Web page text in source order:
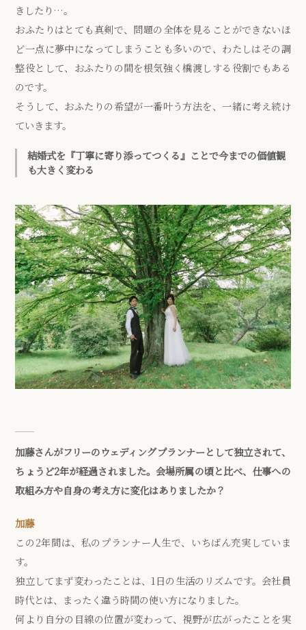
きしたり…。
おふたりはとても真剣で、問題の全体を見ることができないほ
ど一点に夢中になってしまうことも多いので、わたしはその調
整役として、おふたりの間を根気強く橋渡しする役割でもある
のです。
そうして、おふたりの希望が一番叶う方法を、一緒に考え続け
ていきます。
結婚式を『丁寧に寄り添ってつくる』ことで今までの価値観
も大きく変わる
加藤さんがフリーのウェディングプランナーとして独立されて、
ちょうど2年が経過されました。会場所属の頃と比べ、仕事への
取組み方や自身の考え方に変化はありましたか？
加藤
この2年間は、私のプランナー人生で、いちばん充実していま
す。
独立してまず変わったことは、1日の生活のリズムです。会社員
時代とは、まったく違う時間の使い方になりました。
何より自分の目線の位置が変わって、視野が広がったことを実